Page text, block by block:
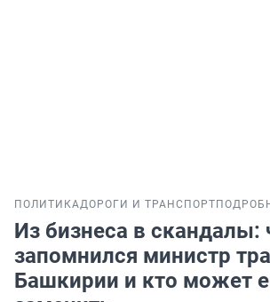
ПОЛИТИКАДОРОГИ И ТРАНСПОРТ
Из бизнеса в скандалы:
запомнился министр
Башкирии и кто может